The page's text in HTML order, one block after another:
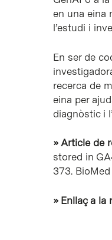
en una eina
l’estudi i
En ser de
recerca de
eina per
diagnòstic i
» Article de
stored in
373.
» Enllaç a la